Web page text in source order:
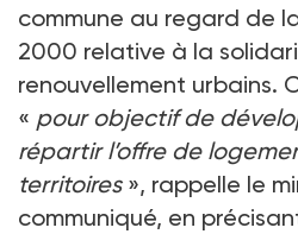
commune au regard de
2000 relative à la
renouvellement urbains.
« pour objectif de
répartir l’offre de
territoires», rappelle le
communiqué, en